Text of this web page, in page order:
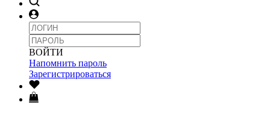
ВОЙТИ
Напомнить пароль
Зарегистрироваться